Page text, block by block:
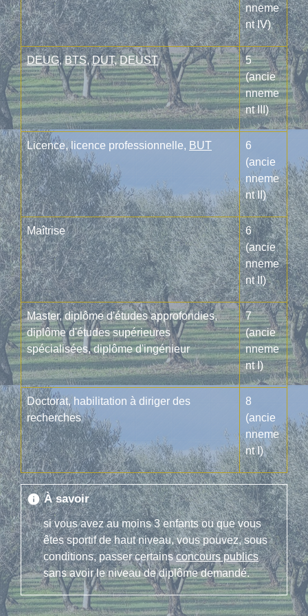
nneme
nt IV)
DEUG,BTS,DUT,DEUST
5
(ancie
nneme
nt III)
Licence, licence professionnelle, BUT
6
(ancie
nneme
nt II)
Maîtrise
6
(ancie
nneme
nt II)
Master, diplôme d'études approfondies,
diplôme d'études supérieures
spécialisées, diplôme d'ingénieur
7
(ancie
nneme
nt I)
Doctorat, habilitation à diriger des
recherches
8
(ancie
nneme
nt I)
infoÀ savoir
si vous avez au moins 3 enfants ou que vous
êtes sportif de haut niveau, vous pouvez, sous
conditions, passer certainsconcours publics
sans avoir le niveau de diplôme demandé.